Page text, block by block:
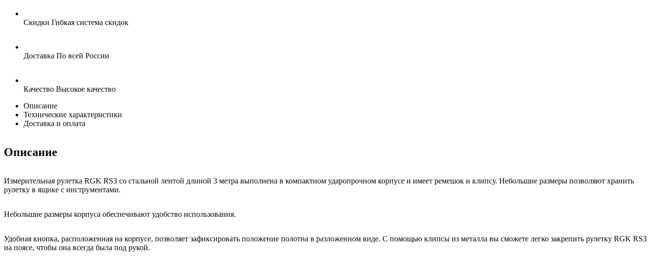
Скидки Гибкая система скидок
Доставка По всей России
Качество Высокое качество
Описание
Технические характеристики
Доставка и оплата
Описание
Измерительная рулетка RGK RS3 со стальной лентой длиной 3 метра выполнена в компактном ударопрочном корпусе и имеет ремешок и клипсу. Небольшие размеры позволяют хранить
рулетку в ящике с инструментами.
Небольшие размеры корпуса обеспечивают удобство использования.
Удобная кнопка, расположенная на корпусе, позволяет зафиксировать положение полотна в разложенном виде. С помощью клипсы из металла вы сможете легко закрепить рулетку RGK RS3
на поясе, чтобы она всегда была под рукой.